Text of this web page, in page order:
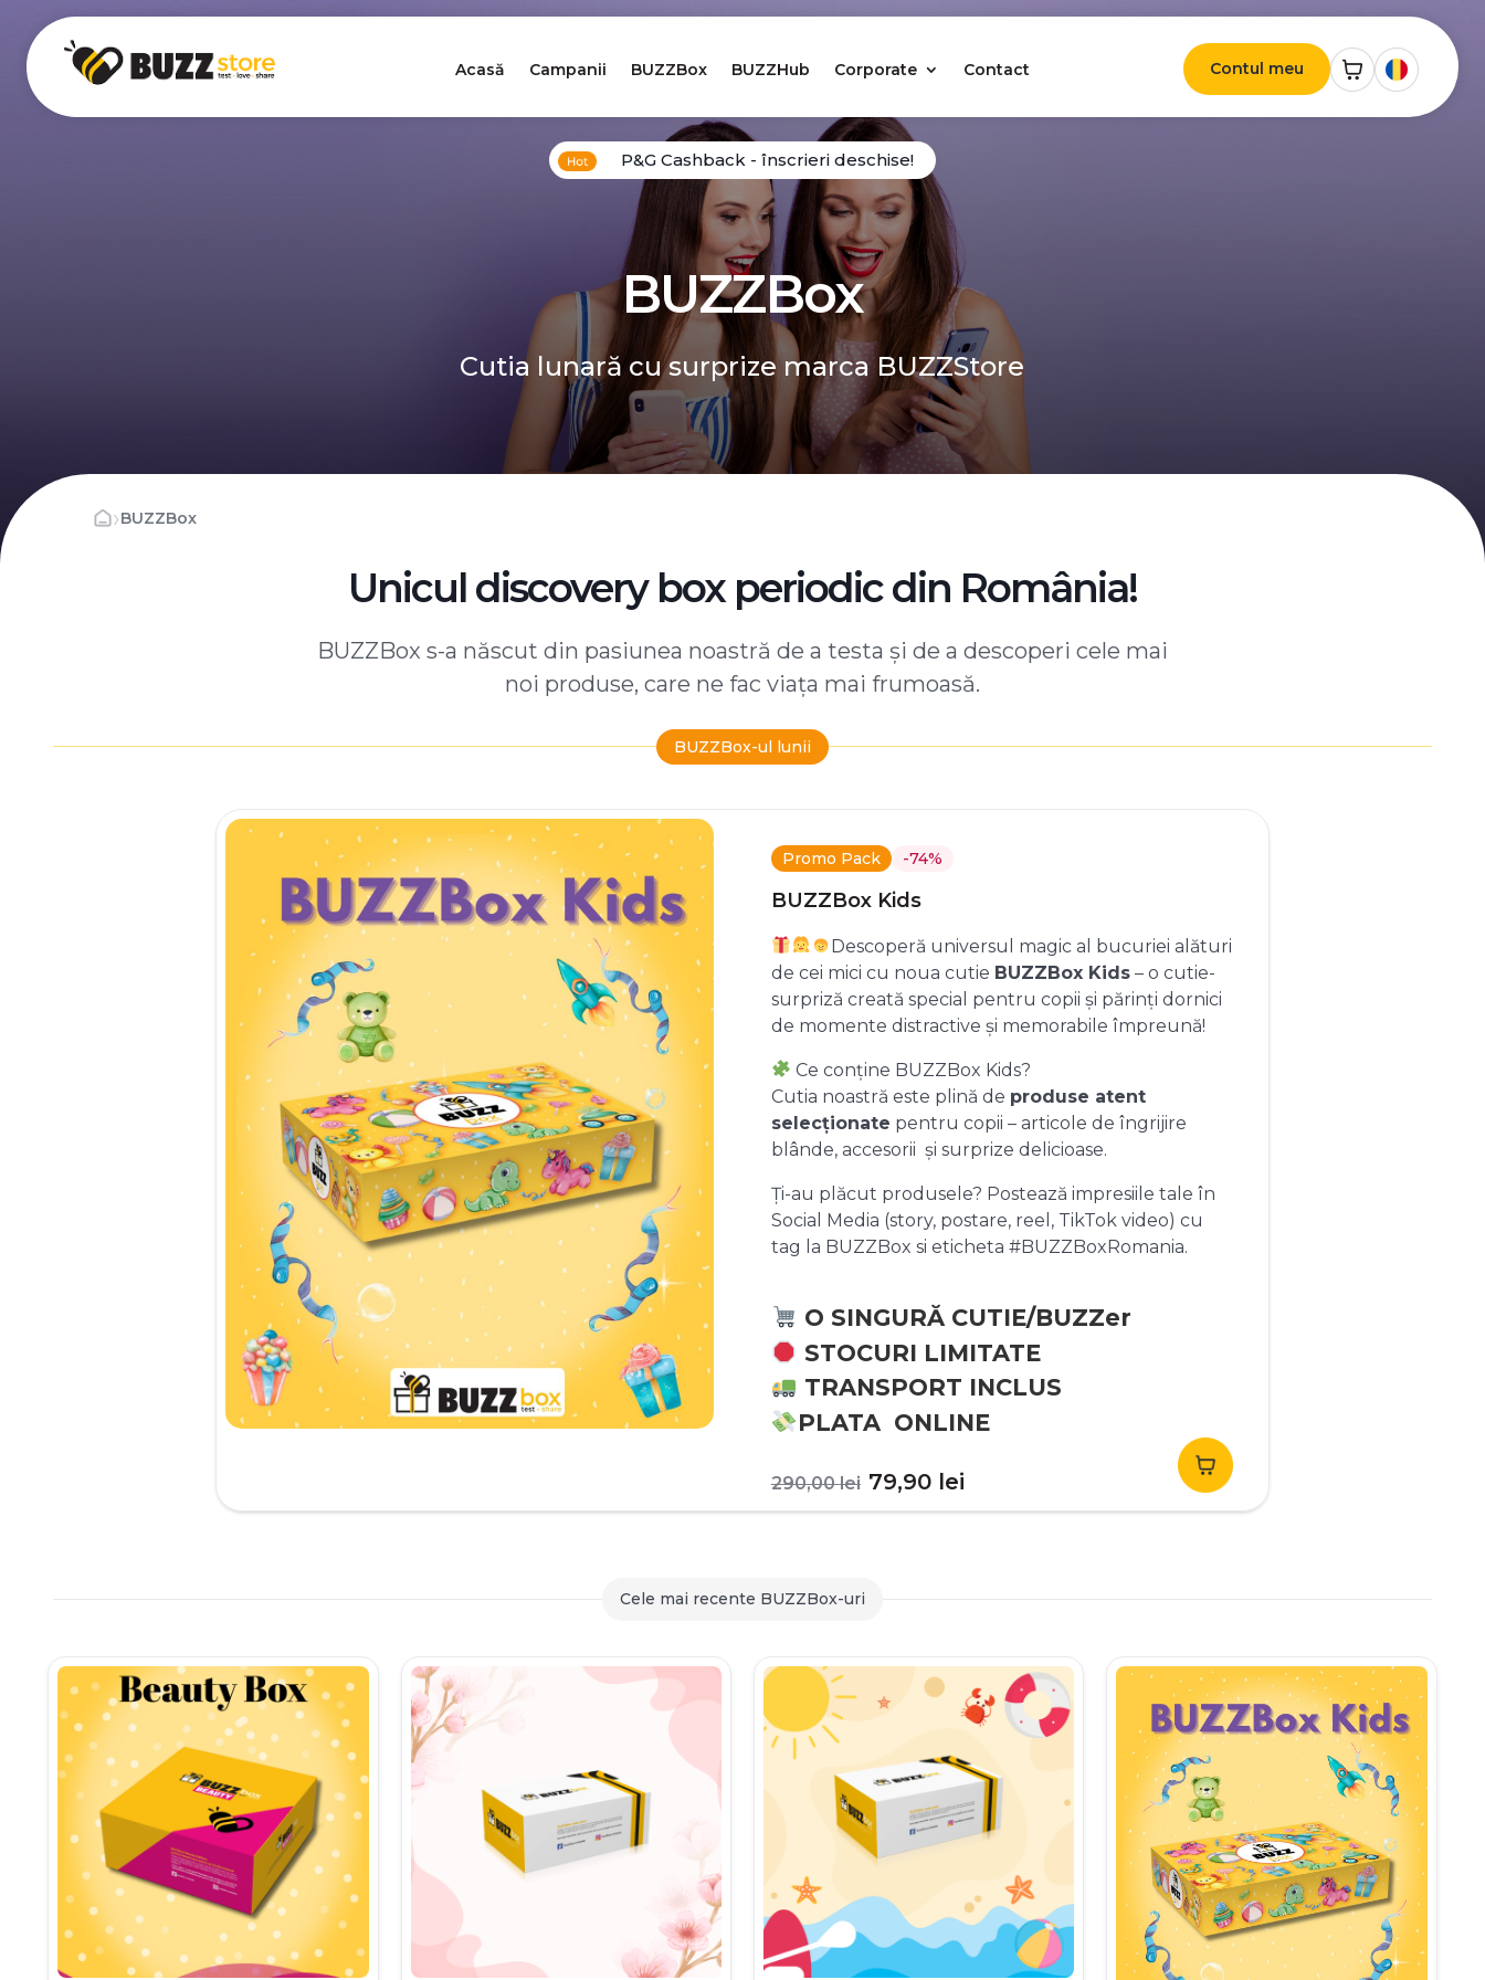
Acasă Campanii BUZZBox BUZZHub Corporate Contact Contul meu
P&G Cashback - înscrieri deschise!
BUZZBox
Cutia lunară cu surprize marca BUZZStore
›BUZZBox
Unicul discovery box periodic din România!
BUZZBox s-a născut din pasiunea noastră de a testa și de a descoperi cele mai
noi produse, care ne fac viața mai frumoasă.
BUZZBox-ul lunii
Promo Pack -74%
BUZZBox Kids
Descoperă universul magic al bucuriei alături
de cei mici cu noua cutie BUZZBox Kids– o cutie-
surpriză creată special pentru copii și părinți dornici
de momente distractive și memorabile împreună!
Ce conține BUZZBox Kids?
Cutia noastră este plină de produse atent
selecționate pentru copii – articole de îngrijire
blânde, accesorii și surprize delicioase.
Ți-au plăcut produsele? Postează impresiile tale în
Social Media (story, postare, reel, TikTok video) cu
tag la BUZZBox si eticheta #BUZZBoxRomania.
O SINGURĂ CUTIE/BUZZer
STOCURI LIMITATE
TRANSPORT INCLUS
PLATA ONLINE
290,00lei Prețul
inițial
79,90 leiPrețul
curent
Cele mai recente BUZZBox-uri